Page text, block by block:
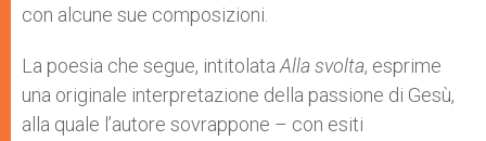
con alcune sue composizioni.
La poesia che segue, intitolata Alla svolta, esprime
una originale interpretazione della passione di Gesù,
alla quale l’autore sovrappone – con esiti